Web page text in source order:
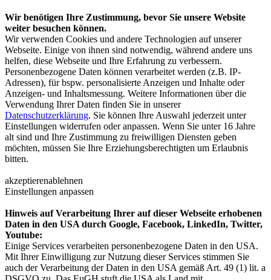
Wir benötigen Ihre Zustimmung, bevor Sie unsere Website
weiter besuchen können.
Wir verwenden Cookies und andere Technologien auf unserer
Webseite. Einige von ihnen sind notwendig, während andere uns
helfen, diese Webseite und Ihre Erfahrung zu verbessern.
Personenbezogene Daten können verarbeitet werden (z.B. IP-
Adressen), für bspw. personalisierte Anzeigen und Inhalte oder
Anzeigen- und Inhaltsmessung. Weitere Informationen über die
Verwendung Ihrer Daten finden Sie in unserer
Datenschutzerklärung. Sie können Ihre Auswahl jederzeit unter
Einstellungen widerrufen oder anpassen. Wenn Sie unter 16 Jahre
alt sind und Ihre Zustimmung zu freiwilligen Diensten geben
möchten, müssen Sie Ihre Erziehungsberechtigten um Erlaubnis
bitten.
akzeptierenablehnen
Einstellungen anpassen
Hinweis auf Verarbeitung Ihrer auf dieser Webseite erhobenen
Daten in den USA durch Google, Facebook, LinkedIn, Twitter,
Youtube:
Einige Services verarbeiten personenbezogene Daten in den USA.
Mit Ihrer Einwilligung zur Nutzung dieser Services stimmen Sie
auch der Verarbeitung der Daten in den USA gemäß Art. 49 (1) lit. a